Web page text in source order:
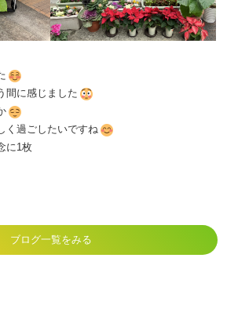
間に感じました
く過ごしたいですね
に1枚
ブログ一覧をみる